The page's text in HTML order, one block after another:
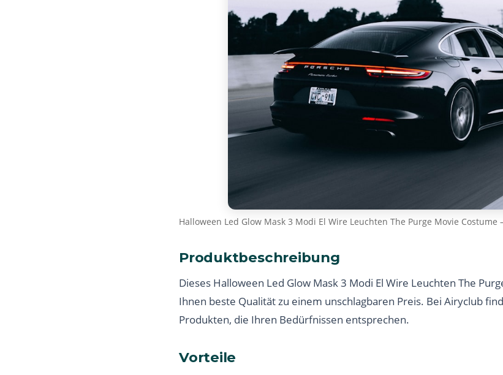
Halloween Led Glow Mask 3 Modi El Wire Leuchten The Purge Movie
Produktbeschreibung
Dieses Halloween Led Glow Mask 3 Modi El Wire Leuchten The
Ihnen beste Qualität zu einem unschlagbaren Preis. Bei Airyclub
Produkten, die Ihren Bedürfnissen entsprechen.
Vorteile